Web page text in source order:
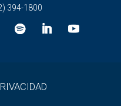
394-1800